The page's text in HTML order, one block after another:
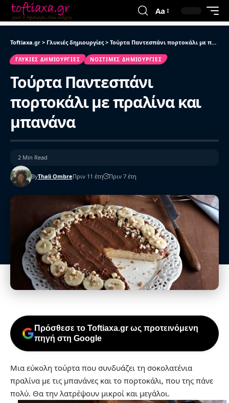
Aa
Toftiaxa.gr > Γλυκιές δημιουργίες> Τούρτα Παντεσπάνι πορτοκάλι με πραλίνα και μπανάνα
ΓΛΥΚΙΈΣ ΔΗΜΙΟΥΡΓΊΕΣ ΝΌΣΤΙΜΕΣ ΔΗΜΙΟΥΡΓΊΕΣ
Τούρτα Παντεσπάνι
πορτοκάλι με πραλίνα και
μπανάνα
ByThali OmbreΠριν 11 έτη Πριν 7 έτη
2 Min Read
Πρόσθεσε το Toftiaxa.gr ως προτεινόμενη
πηγή στη Google
Μια εύκολη τούρτα που συνδυάζει τη σοκολατένια
πραλίνα με τις μπανάνες και το πορτοκάλι, που της πάνε
πολύ. Θα την λατρέψουν μικροί και μεγάλοι.